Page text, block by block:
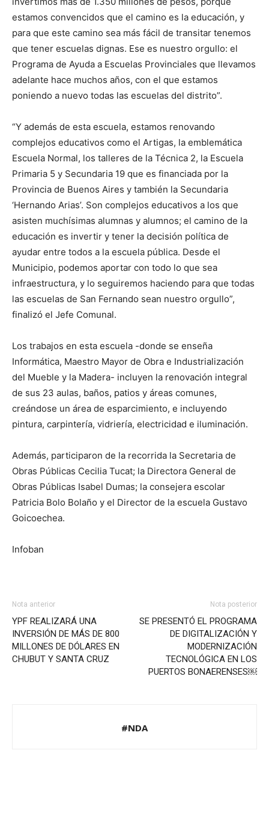
estamos convencidos que el camino es la educación, y
para que este camino sea más fácil de transitar tenemos
que tener escuelas dignas. Ese es nuestro orgullo: el
Programa de Ayuda a Escuelas Provinciales que llevamos
adelante hace muchos años, con el que estamos
poniendo a nuevo todas las escuelas del distrito”.
“Y además de esta escuela, estamos renovando
complejos educativos como el Artigas, la emblemática
Escuela Normal, los talleres de la Técnica 2, la Escuela
Primaria 5 y Secundaria 19 que es financiada por la
Provincia de Buenos Aires y también la Secundaria
‘Hernando Arias’. Son complejos educativos a los que
asisten muchísimas alumnas y alumnos; el camino de la
educación es invertir y tener la decisión política de
ayudar entre todos a la escuela pública. Desde el
Municipio, podemos aportar con todo lo que sea
infraestructura, y lo seguiremos haciendo para que todas
las escuelas de San Fernando sean nuestro orgullo”,
finalizó el Jefe Comunal.
Los trabajos en esta escuela -donde se enseña
Informática, Maestro Mayor de Obra e Industrialización
del Mueble y la Madera- incluyen la renovación integral
de sus 23 aulas, baños, patios y áreas comunes,
creándose un área de esparcimiento, e incluyendo
pintura, carpintería, vidriería, electricidad e iluminación.
Además, participaron de la recorrida la Secretaria de
Obras Públicas Cecilia Tucat; la Directora General de
Obras Públicas Isabel Dumas; la consejera escolar
Patricia Bolo Bolaño y el Director de la escuela Gustavo
Goicoechea.
Infoban
Nota anterior
YPF REALIZARÁ UNA
INVERSIÓN DE MÁS DE 800
MILLONES DE DÓLARES EN
CHUBUT Y SANTA CRUZ
Nota posterior
SE PRESENTÓ EL PROGRAMA
DE DIGITALIZACIÓN Y
MODERNIZACIÓN
TECNOLÓGICA EN LOS
PUERTOS BONAERENSES￼
#NDA